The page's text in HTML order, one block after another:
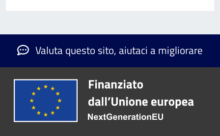
Valuta questo sito, aiutaci a migliorare